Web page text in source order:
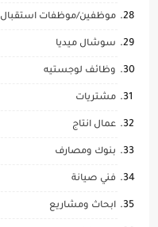
موظفين/موظفات استقبال
سوشال ميديا
وظائف لوجستيه
مشتريات
عمال انتاج
بنوك ومصارف
فني صيانة
ابحاث ومشاريع